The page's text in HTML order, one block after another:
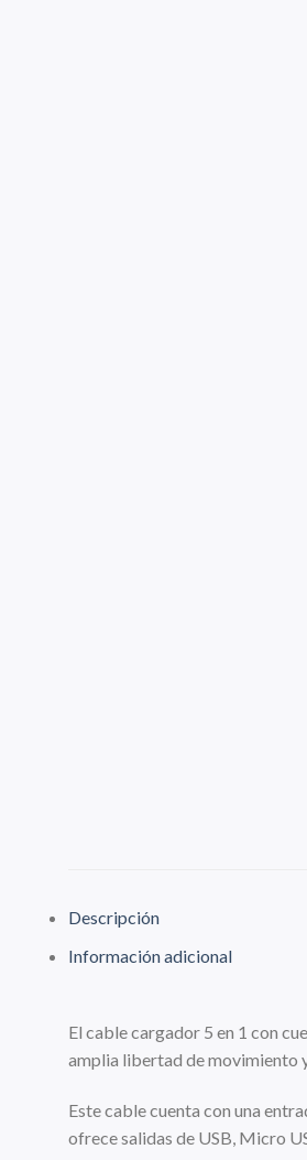
Descripción
Información adicional
El cable cargador 5 en 1 con
amplia libertad de movimiento
Este cable cuenta con una
ofrece salidas de USB, Micro